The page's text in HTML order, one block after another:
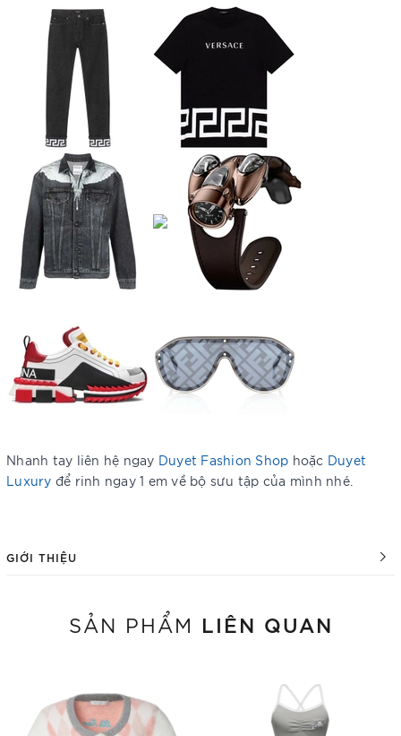
Nhanh tay liên hệ ngay Duyet Fashion Shop hoặc Duyet
Luxury để rinh ngay 1 em về bộ sưu tập của mình nhé.
GIỚI THIỆU
SẢN PHẨM LIÊN QUAN